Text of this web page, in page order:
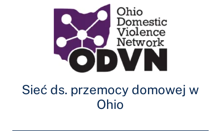
Sieć ds. przemocy domowej w
Ohio